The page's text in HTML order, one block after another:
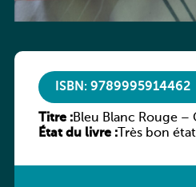
ISBN: 9789995914462
Titre :Bleu Blanc Rouge –
État du livre :Très bon état